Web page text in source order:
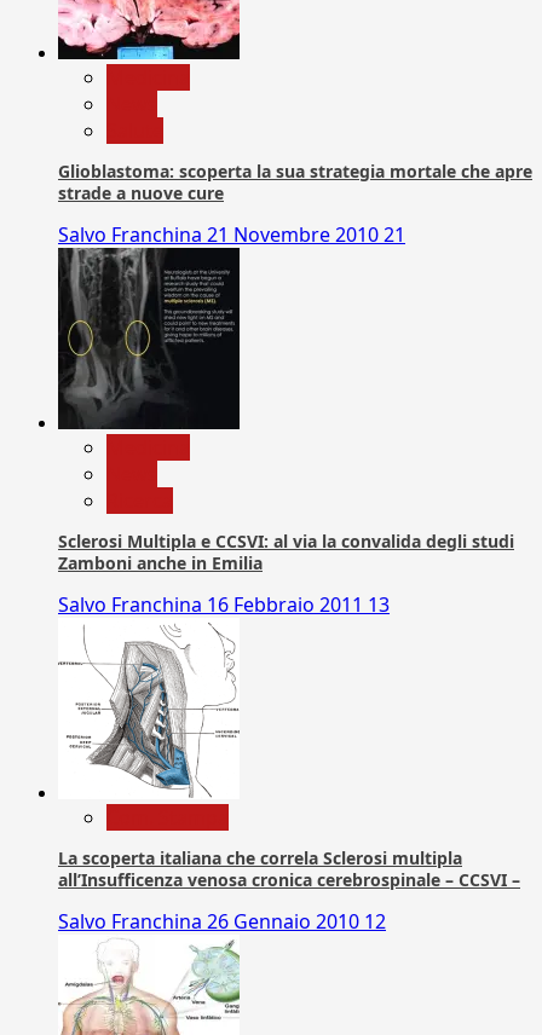
Glioblastoma: scoperta la sua strategia mortale che apre
strade a nuove cure
Salvo Franchina 21 Novembre 201021
Sclerosi Multipla e CCSVI: al via la convalida degli studi
Zamboni anche in Emilia
Salvo Franchina 16 Febbraio 2011 13
La scoperta italiana che correla Sclerosi multipla
all’Insufficenza venosa cronica cerebrospinale – CCSVI –
Salvo Franchina 26 Gennaio 2010 12